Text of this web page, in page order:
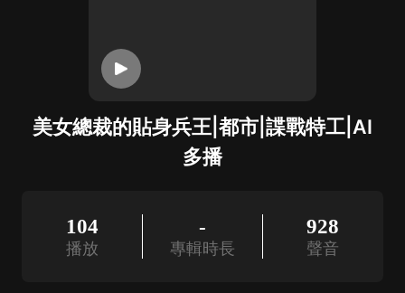
美女總裁的貼身兵王|都市|諜戰特工|AI
多播
104
播放
-
專輯時長
928
聲音